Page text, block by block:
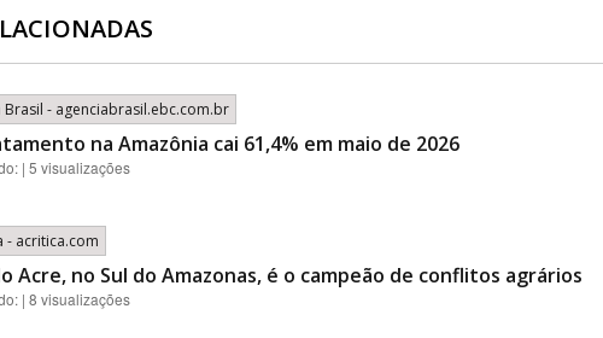
Brasil - agenciabrasil.ebc.com.br
na Amazônia cai 61,4% em maio de 2026
| 5 visualizações
- acritica.com
Acre, no Sul do Amazonas, é o campeão de conflitos agrários
| 8 visualizações